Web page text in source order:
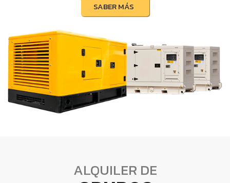
SABER MÁS
ALQUILER DE